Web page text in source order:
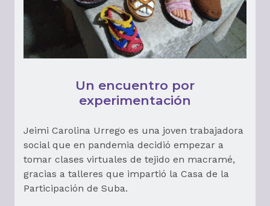
Un encuentro por
experimentación
Jeimi Carolina Urrego es una joven trabajadora
social que en pandemia decidió empezar a
tomar clases virtuales de tejido en macramé,
gracias a talleres que impartió la Casa de la
Participación de Suba.